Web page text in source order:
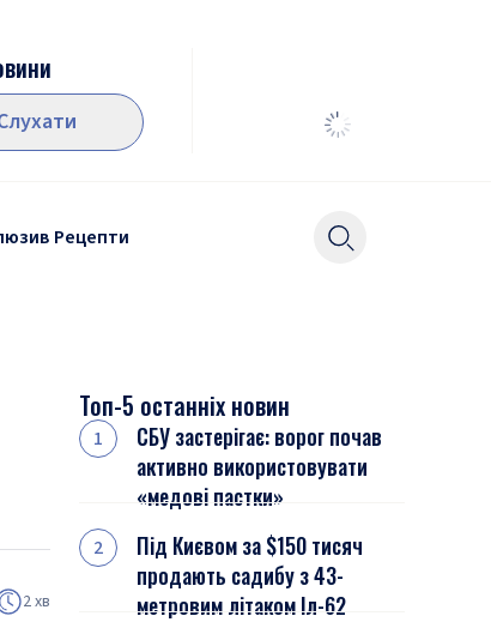
Рецепти
2 хв
Топ-5 останніх новин
СБУ застерігає: ворог почав
активно використовувати
«медові пастки»
Під Києвом за $150 тисяч
продають садибу з 43-
метровим літаком Іл-62